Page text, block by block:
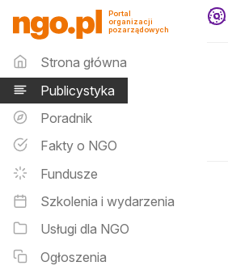
Publicystyka -
Portal
organizacji
pozarządowych
Menu główne
Strona główna
Publicystyka
Poradnik
Fakty o NGO
Fundusze
Szkolenia i wydarzenia
Usługi dla NGO
Ogłoszenia